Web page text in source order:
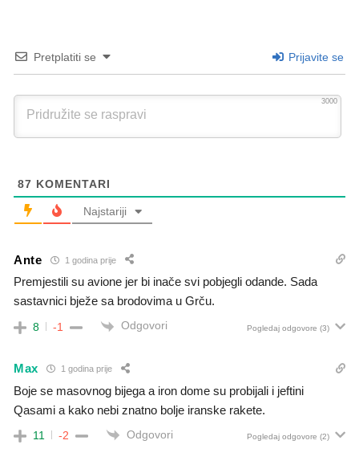
Pretplatiti se Prijavite se
3000
87 KOMENTARI
Najstariji
Ante 1 godina prije
Premjestili su avione jer bi inače svi pobjegli odande. Sada
sastavnici bježe sa brodovima u Grču.
8 -1 Odgovori Pogledaj odgovore (3)
Max 1 godina prije
Boje se masovnog bijega a iron dome su probijali i jeftini
Qasami a kako nebi znatno bolje iranske rakete.
11 -2 Odgovori Pogledaj odgovore (2)